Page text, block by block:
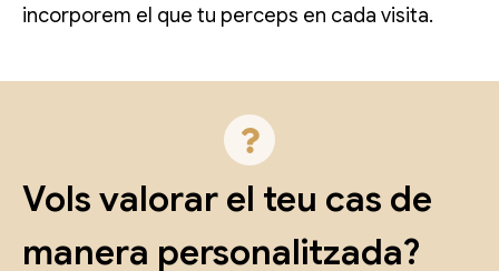
incorporem el que tu perceps en cada visita.
Vols valorar el teu cas de
manera personalitzada?